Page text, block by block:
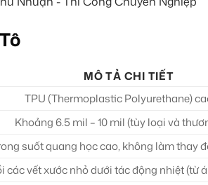
MÔ TẢ CHI TIẾT
TPU (Thermoplastic Polyurethane)
Khoảng 6.5 mil – 10 mil (tùy loại và
suốt quang học cao, không làm thay
các vết xước nhỏ dưới tác động nhiệt (từ